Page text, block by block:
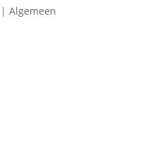
| Algemeen